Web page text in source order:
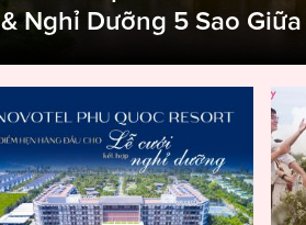
& Nghỉ Dưỡng 5 Sao